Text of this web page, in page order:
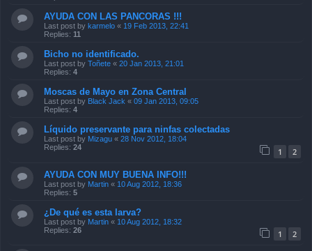
AYUDA CON LAS PANCORAS !!!
Last post by karmelo « 19 Feb 2013, 22:41
Replies: 11
Bicho no identificado.
Last post by Toñete « 20 Jan 2013, 21:01
Replies: 4
Moscas de Mayo en Zona Central
Last post by Black Jack « 09 Jan 2013, 09:05
Replies: 4
Líquido preservante para ninfas colectadas
Last post by Mizagu « 28 Nov 2012, 18:04
Replies: 24 1 2
AYUDA CON MUY BUENA INFO!!!
Last post by Martin « 10 Aug 2012, 18:36
Replies: 5
¿De qué es esta larva?
Last post by Martin « 10 Aug 2012, 18:32
Replies: 26 1 2